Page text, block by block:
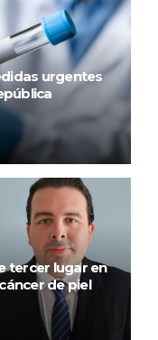
urgentes
tercer lugar en
de piel